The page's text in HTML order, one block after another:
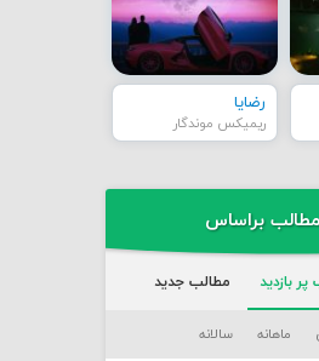
رضایا
ریمیکس موندگار
براساس
بازدید مطالب جدید
ماهانه سالانه